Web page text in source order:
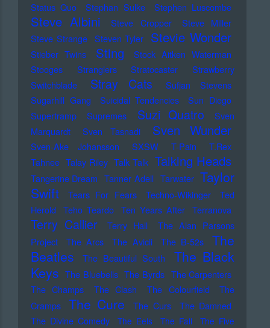
Status Quo
Stephan Sulke Stephen Luscombe
Steve Albini Steve Cropper
Steve Miller
Steve Strange Steven Tyler Stevie Wonder
Stieber Twins Sting
Stock Aitken Waterman
Stooges
Stranglers Stratocaster
Strawberry
Switchblade
Stray Cats
Sufjan Stevens
Sugarhill Gang
Suicidal Tendencies
Sun Diego
Supertramp
Supremes Suzi Quatro
Sven
Marquardt
Sven Tasnadi Sven Wunder
Sven-Ake Johansson SXSW T-Pain
T.Rex
Tahnee Talay Riley Talk Talk Talking Heads
Tangerine Dream Tanner Adell Tarwater Taylor
Swift
Tears For Fears Techno-Wikinger
Ted
Herold
Teho Teardo Ten Years After Terranova
Terry Callier Terry Hall
The Alan Parsons
Project
The Arcs The Avicii The B-52s
The
Beatles
The Beautiful South
The Black
Keys The Bluebells The Byrds The Carpenters
The Champs
The Clash The Colourfield
The
Cramps
The Cure The Curs
The Damned
The Divine Comedy
The Eels The Fall
The Five